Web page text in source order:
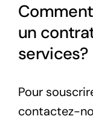
un
services?
Pour
contactez-